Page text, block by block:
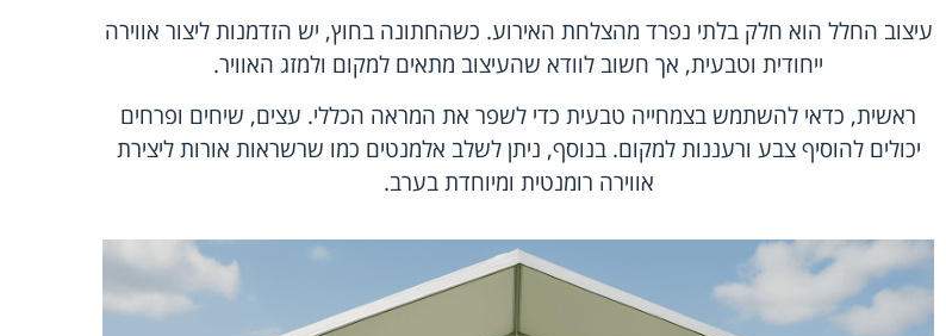
עיצוב החלל הוא חלק בלתי נפרד מהצלחת האירוע. כשהחתונה בחוץ, יש הזדמנות ליצור אווירה
ייחודית וטבעית, אך חשוב לוודא שהעיצוב מתאים למקום ולמזג האוויר.
ראשית, כדאי להשתמש בצמחייה טבעית כדי לשפר את המראה הכללי. עצים, שיחים ופרחים
יכולים להוסיף צבע ורעננות למקום. בנוסף, ניתן לשלב אלמנטים כמו שרשראות אורות ליצירת
אווירה רומנטית ומיוחדת בערב.